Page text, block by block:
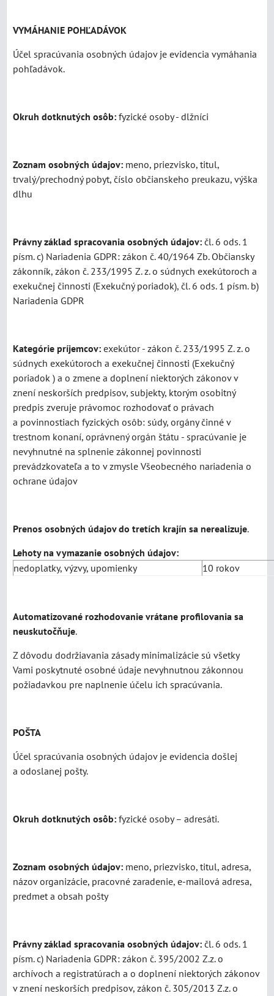
VYMÁHANIE POHĽADÁVOK
Účel spracúvania osobných údajov je evidencia vymáhania
pohľadávok.
Okruh dotknutých osôb: fyzické osoby - dlžníci
Zoznam osobných údajov: meno, priezvisko, titul,
trvalý/prechodný pobyt, číslo občianskeho preukazu, výška
dlhu
Právny základ spracovania osobných údajov: čl. 6 ods. 1
písm. c) Nariadenia GDPR: zákon č. 40/1964 Zb. Občiansky
zákonník, zákon č. 233/1995 Z. z. o súdnych exekútoroch a
exekučnej činnosti (Exekučný poriadok), čl. 6 ods. 1 písm. b)
Nariadenia GDPR
Kategórie príjemcov: exekútor - zákon č. 233/1995 Z. z. o
súdnych exekútoroch a exekučnej činnosti (Exekučný
poriadok ) a o zmene a doplnení niektorých zákonov v
znení neskorších predpisov, subjekty, ktorým osobitný
predpis zveruje právomoc rozhodovať o právach
a povinnostiach fyzických osôb: súdy, orgány činné v
trestnom konaní, oprávnený orgán štátu - spracúvanie je
nevyhnutné na splnenie zákonnej povinnosti
prevádzkovateľa a to v zmysle Všeobecného nariadenia o
ochrane údajov
Prenos osobných údajov do tretích krajín sa nerealizuje.
Lehoty na vymazanie osobných údajov:
nedoplatky, výzvy, upomienky
10 rokov
Automatizované rozhodovanie vrátane profilovania sa
neuskutočňuje.
Z dôvodu dodržiavania zásady minimalizácie sú všetky
Vami poskytnuté osobné údaje nevyhnutnou zákonnou
požiadavkou pre naplnenie účelu ich spracúvania.
POŠTA
Účel spracúvania osobných údajov je evidencia došlej
a odoslanej pošty.
Okruh dotknutých osôb: fyzické osoby – adresáti.
Zoznam osobných údajov: meno, priezvisko, titul, adresa,
názov organizácie, pracovné zaradenie, e-mailová adresa,
predmet a obsah pošty
Právny základ spracovania osobných údajov: čl. 6 ods. 1
písm. c) Nariadenia GDPR: zákon č. 395/2002 Z.z. o
archívoch a registratúrach a o doplnení niektorých zákonov
v znení neskorších predpisov, zákon č. 305/2013 Z.z. o